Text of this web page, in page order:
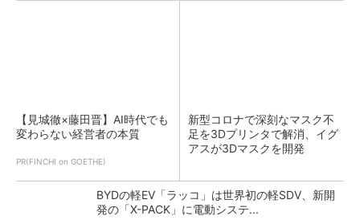
【見城徹×藤田晋】AI時代でも
変わらない経営者の本質
PR(FINCHI on GOETHE)
新型コロナで深刻なマスク不
足を3Dプリンタで解消、イグ
アスが3Dマスクを開発
BYDの軽EV「ラッコ」は世界初の軽SDV、新開
発の「X-PACK」に電動システ...